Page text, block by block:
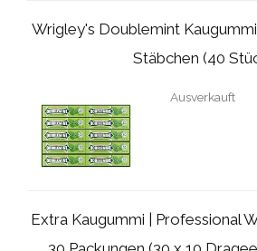
Wrigley's Doublemint
Stäbchen (40
Ausverkauft
Extra Kaugummi | Professional